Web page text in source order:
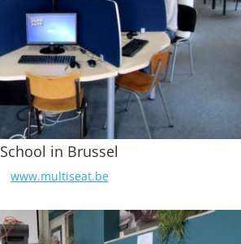
School in Brussel
www.multiseat.be